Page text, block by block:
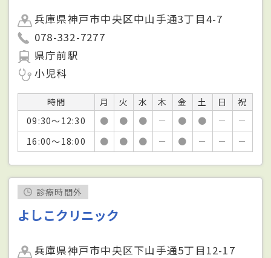
兵庫県神戸市中央区中山手通3丁目4-7
078-332-7277
県庁前駅
小児科
時間 月 火 水 木 金 土 日
祝
09:30～12:30
● ● ● － ● ● －
－
16:00～18:00
● ● ● － ● － － －
診療時間外
よしこクリニック
兵庫県神戸市中央区下山手通5丁目12-17